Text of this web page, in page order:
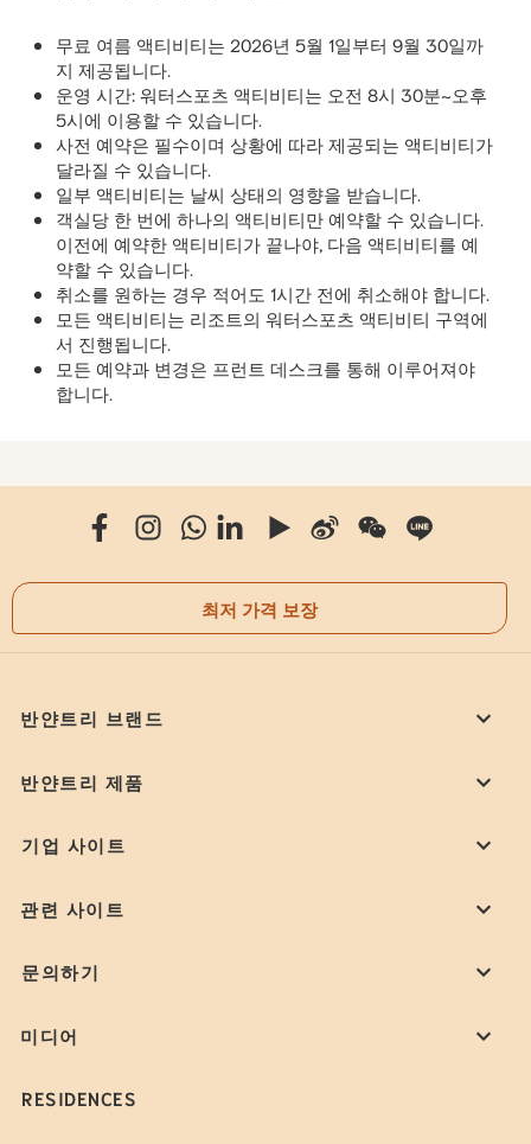
무료 여름 액티비티는 2026년 5월 1일부터 9월 30일까
지 제공됩니다.
운영 시간: 워터스포츠 액티비티는 오전 8시 30분~오후
5시에 이용할 수 있습니다.
사전 예약은 필수이며 상황에 따라 제공되는 액티비티가
달라질 수 있습니다.
일부 액티비티는 날씨 상태의 영향을 받습니다.
객실당 한 번에 하나의 액티비티만 예약할 수 있습니다.
이전에 예약한 액티비티가 끝나야, 다음 액티비티를 예
약할 수 있습니다.
취소를 원하는 경우 적어도 1시간 전에 취소해야 합니다.
모든 액티비티는 리조트의 워터스포츠 액티비티 구역에
서 진행됩니다.
모든 예약과 변경은 프런트 데스크를 통해 이루어져야
합니다.
최저 가격 보장
반얀트리 브랜드
반얀트리 제품
기업 사이트
관련 사이트
문의하기
미디어
RESIDENCES